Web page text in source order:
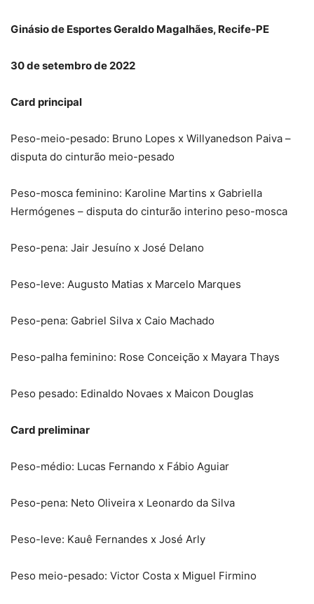
Ginásio de Esportes Geraldo Magalhães, Recife-PE
30 de setembro de 2022
Card principal
Peso-meio-pesado: Bruno Lopes x Willyanedson Paiva –
disputa do cinturão meio-pesado
Peso-mosca feminino: Karoline Martins x Gabriella
Hermógenes – disputa do cinturão interino peso-mosca
Peso-pena: Jair Jesuíno x José Delano
Peso-leve: Augusto Matias x Marcelo Marques
Peso-pena: Gabriel Silva x Caio Machado
Peso-palha feminino: Rose Conceição x Mayara Thays
Peso pesado: Edinaldo Novaes x Maicon Douglas
Card preliminar
Peso-médio: Lucas Fernando x Fábio Aguiar
Peso-pena: Neto Oliveira x Leonardo da Silva
Peso-leve: Kauê Fernandes x José Arly
Peso meio-pesado: Victor Costa x Miguel Firmino